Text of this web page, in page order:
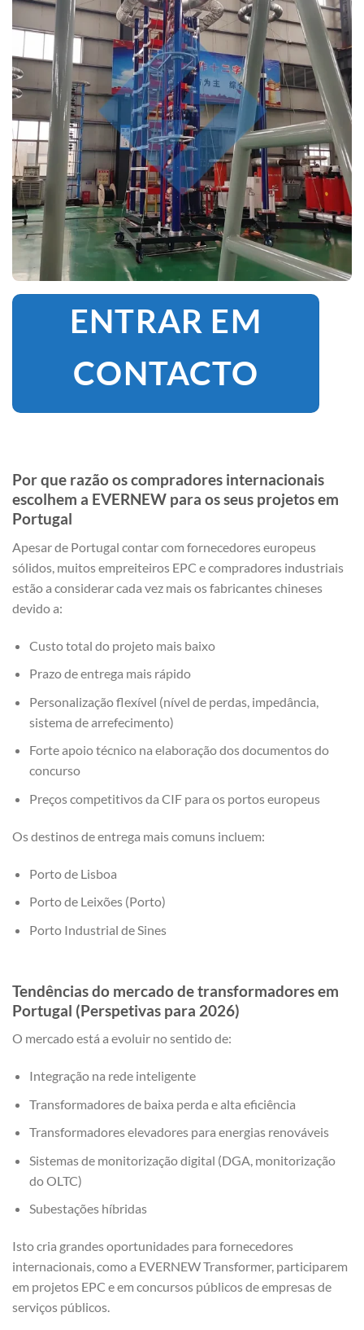
ENTRAR EM
CONTACTO
Por que razão os compradores internacionais
escolhem a EVERNEW para os seus projetos em
Portugal
Apesar de Portugal contar com fornecedores europeus
sólidos, muitos empreiteiros EPC e compradores industriais
estão a considerar cada vez mais os fabricantes chineses
devido a:
Custo total do projeto mais baixo
Prazo de entrega mais rápido
Personalização flexível (nível de perdas, impedância,
sistema de arrefecimento)
Forte apoio técnico na elaboração dos documentos do
concurso
Preços competitivos da CIF para os portos europeus
Os destinos de entrega mais comuns incluem:
Porto de Lisboa
Porto de Leixões (Porto)
Porto Industrial de Sines
Tendências do mercado de transformadores em
Portugal (Perspetivas para 2026)
O mercado está a evoluir no sentido de:
Integração na rede inteligente
Transformadores de baixa perda e alta eficiência
Transformadores elevadores para energias renováveis
Sistemas de monitorização digital (DGA, monitorização
do OLTC)
Subestações híbridas
Isto cria grandes oportunidades para fornecedores
internacionais, como a EVERNEW Transformer, participarem
em projetos EPC e em concursos públicos de empresas de
serviços públicos.